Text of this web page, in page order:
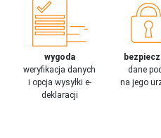
wygoda
weryfikacja danych
i opcja wysyłki e-
deklaracji
dane
na jego